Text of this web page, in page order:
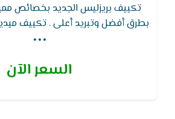
تكييف بريزليس الجديد بخصائص
بطرق أفضل وتبريد أعلى . تكييف
محتاجه، تحتوي الوحدة الداخلية
صغيرة للتوزيع المنتظم للهواء البارد.
...
السعر الآن